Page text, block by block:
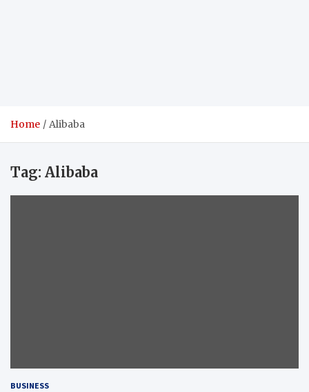
Home Alibaba
Tag: Alibaba
BUSINESS